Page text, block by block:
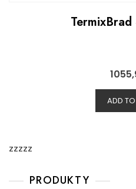
ADD
zzzzz
PRODUKTY